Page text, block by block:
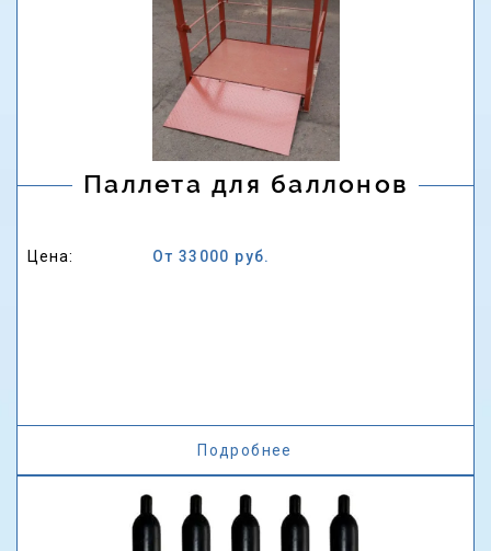
Паллета для баллонов
Цена: От 33000 руб.
Подробнее